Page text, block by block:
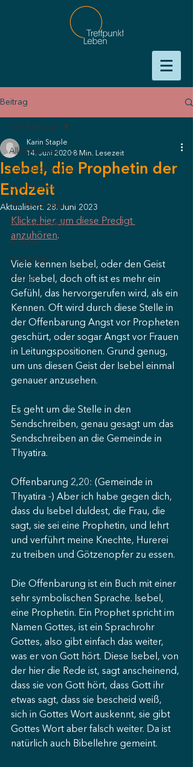
Beitrag
Alle Beiträge
Zum Nachdenken
God Stories
TPL Proklamiert
TPL Unterstützt
Erlebtes
Prophetien
Predigt
Alle Beiträge
Isebel, die Prophetin der
Endzeit
Karin Staple
14. Juni 2020 8 Min. Lesezeit
Aktualisiert:28. Juni 2023
Klicke hier, um diese Predigt
anzuhören.
Viele kennen Isebel, oder den Geist
der Isebel, doch oft ist es mehr ein
Gefühl, das hervorgerufen wird, als ein
Kennen. Oft wird durch diese Stelle in
der Offenbarung Angst vor Propheten
geschürt, oder sogar Angst vor Frauen
in Leitungspositionen. Grund genug,
um uns diesen Geist der Isebel einmal
genauer anzusehen.
Es geht um die Stelle in den
Sendschreiben, genau gesagt um das
Sendschreiben an die Gemeinde in
Thyatira.
Offenbarung 2,20: (Gemeinde in
Thyatira -) Aber ich habe gegen dich,
dass du Isebel duldest, die Frau, die
sagt, sie sei eine Prophetin, und lehrt
und verführt meine Knechte, Hurerei
zu treiben und Götzenopfer zu essen.
Die Offenbarung ist ein Buch mit einer
sehr symbolischen Sprache. Isebel,
eine Prophetin. Ein Prophet spricht im
Namen Gottes, ist ein Sprachrohr
Gottes, also gibt einfach das weiter,
was er von Gott hört. Diese Isebel, von
der hier die Rede ist, sagt anscheinend,
dass sie von Gott hört, dass Gott ihr
etwas sagt, dass sie bescheid weiß,
sich in Gottes Wort auskennt, sie gibt
Gottes Wort aber falsch weiter. Da ist
natürlich auch Bibellehre gemeint.